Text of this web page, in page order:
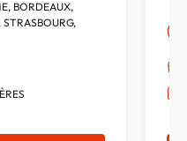
BORDEAUX,